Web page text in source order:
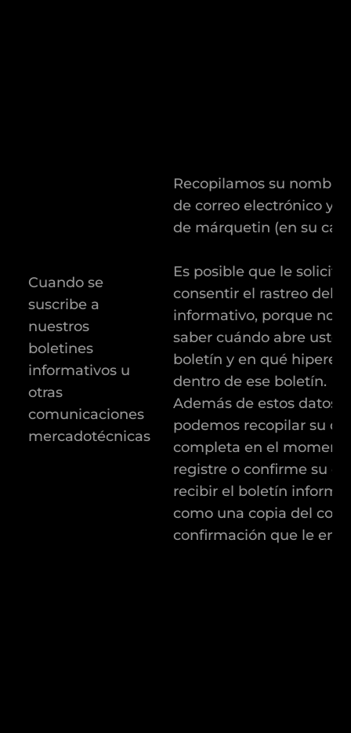
Cuando se
suscribe a
nuestros
boletines
informativos u
otras
comunicaciones
mercadotécnicas
Recopilamos su
de correo electrónico y
de márquetin (en su
Es posible que le
consentir el rastreo del
informativo, porque nos
saber cuándo abre
boletín y en qué
dentro de ese boletín.
Además de estos datos,
podemos recopilar su
completa en el
registre o confirme su
recibir el boletín
como una copia del
confirmación que le